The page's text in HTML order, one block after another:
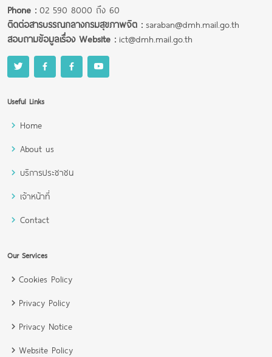
Phone :02 590 8000 ถึง 60
ติดต่อสารบรรณกลางกรมสุขภาพจิต :saraban@dmh.mail.go.th
สอบถามข้อมูลเรื่อง Website :ict@dmh.mail.go.th
Useful Links
Home
About us
บริการประชาชน
เจ้าหน้าที่
Contact
Our Services
Cookies Policy
Privacy Policy
Privacy Notice
Website Policy